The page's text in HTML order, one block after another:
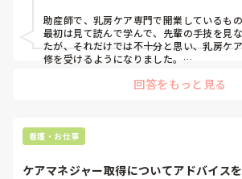
助産師で、乳房ケア専門で開業しているもの
最初は見て読んで学んで、先輩の手技を見
たが、それだけでは不十分と思い、乳房ケ
修を受けるようになりました。
も、帰宅がおそくても大丈夫であれば、一
回答をもっと見る
看護・お仕事
ケアマネジャー取得についてアドバイスを